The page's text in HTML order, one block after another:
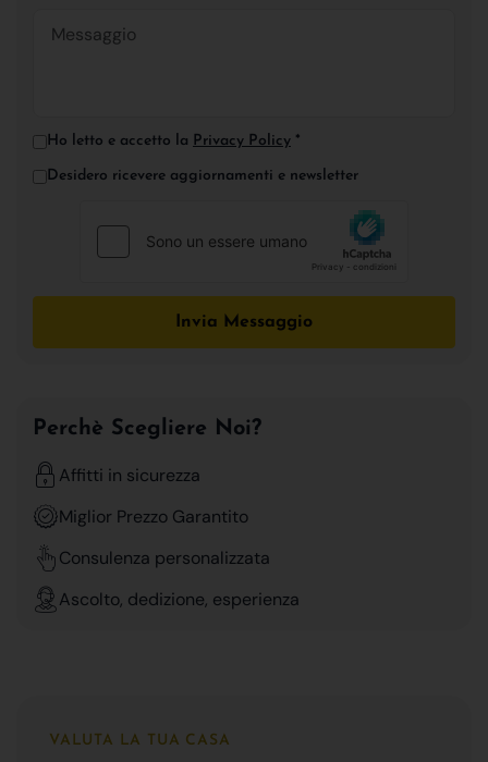
Ho letto e accetto la Privacy Policy *
Desidero ricevere aggiornamenti e newsletter
Invia Messaggio
Perchè Scegliere Noi?
Affitti in sicurezza
Miglior Prezzo Garantito
Consulenza personalizzata
Ascolto, dedizione, esperienza
VALUTA LA TUA CASA